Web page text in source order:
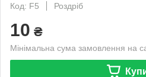
Код: F5
Роздріб
10 ₴
Мінімальна сума замовлення на